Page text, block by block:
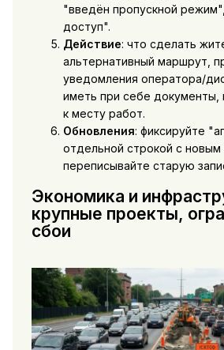
"введён пропускной
доступ".
Действие: что сделать
альтернативный маршрут,
уведомления оператора/
иметь при себе документы,
к месту работ.
Обновления: фиксируйте
отдельной строкой с
переписывайте старую
Экономика и
крупные проекты,
сбои